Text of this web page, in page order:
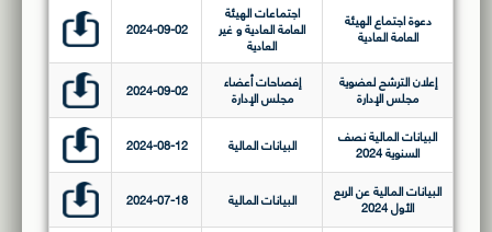
دعوة اجتماع الهيئة
العامة العادية
اجتماعات الهيئة
العامة العادية و غير
العادية
2024-09-02
إعلان الترشح لعضوية
مجلس الإدارة
إفصاحات أعضاء
مجلس الإدارة 2024-09-02
البيانات المالية نصف
السنوية 2024 البيانات المالية 2024-08-12
البيانات المالية عن الربع
الأول 2024 البيانات المالية 2024-07-18